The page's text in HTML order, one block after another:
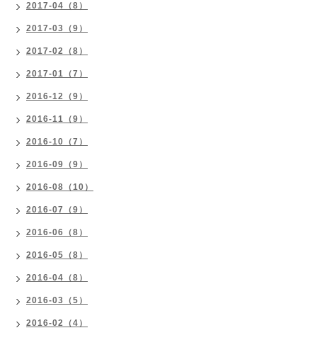
2017-04（8）
2017-03（9）
2017-02（8）
2017-01（7）
2016-12（9）
2016-11（9）
2016-10（7）
2016-09（9）
2016-08（10）
2016-07（9）
2016-06（8）
2016-05（8）
2016-04（8）
2016-03（5）
2016-02（4）